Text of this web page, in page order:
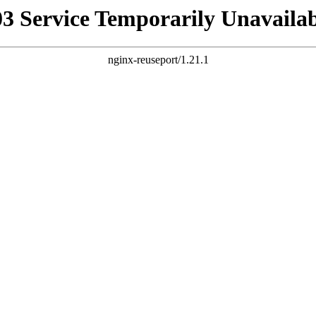
Service Temporarily
nginx-reuseport/1.21.1